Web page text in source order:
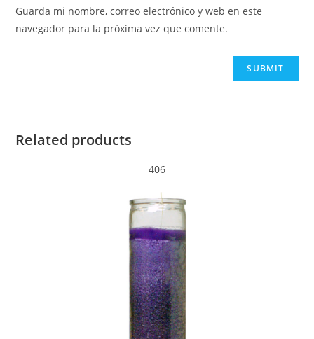
Guarda mi nombre, correo electrónico y web en este
navegador para la próxima vez que comente.
Related products
406